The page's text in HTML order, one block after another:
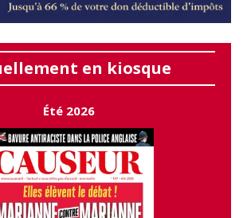
en kiosque
Été 2026